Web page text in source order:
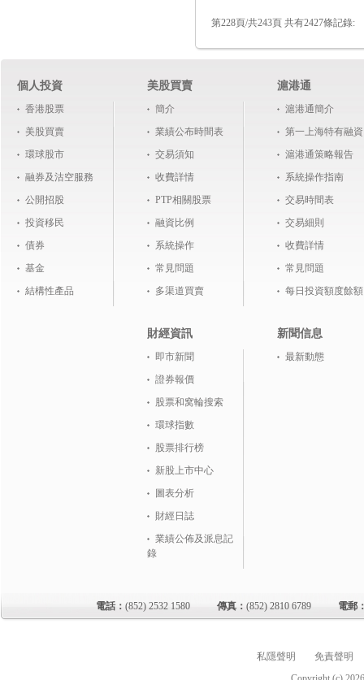
第228頁/共243頁 共有2427條記錄:
個人投資
香港股票
美股買賣
環球股市
融券及沽空服務
公開招股
投資移民
債券
基金
結構性產品
美股買賣
簡介
業績公布時間表
交易須知
收費詳情
PTP相關股票
融資比例
系統操作
常見問題
多渠道買賣
財經資訊
即市新聞
證券報價
股票和窝輪搜索
環球指數
股票排行榜
新股上市中心
圖表分析
財經日誌
業績公佈及派息記
錄
滬港通
滬港通簡介
第一上海特有融資
滬港通策略報告
系統操作指南
交易時間表
交易細則
收費詳情
常見問題
每日投資額度餘額
新聞信息
最新動態
電話： (852) 2532 1580 傳真： (852) 2810 6789 電郵
私隱聲明
免責聲明